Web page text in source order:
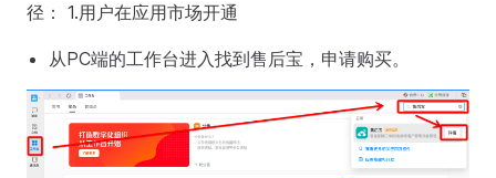
径： 1.用户在应用市场开通
从PC端的工作台进入找到售后宝，申请购买。